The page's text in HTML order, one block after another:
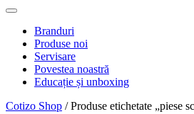
Branduri
Produse noi
Servisare
Povestea noastră
Educație și unboxing
Cotizo Shop / Produse etichetate „piese